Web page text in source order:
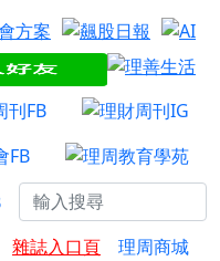
雜誌入口頁 理周商城